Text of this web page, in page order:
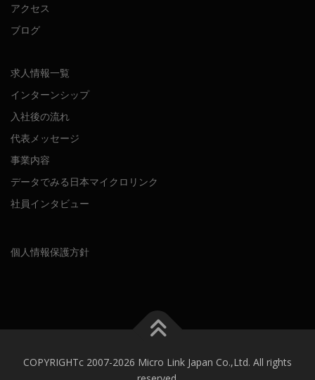
アクセス
ブログ
求人情報一覧
インターンシップ
入社後の流れ
代表メッセージ
事業内容
データでみる日本マイクロリンク
社員インタビュー
個人情報保護方針
COPYRIGHTc 2007-2026 Micro Link Japan Co.,Ltd. All rights